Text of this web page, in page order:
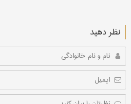
نظر دهید